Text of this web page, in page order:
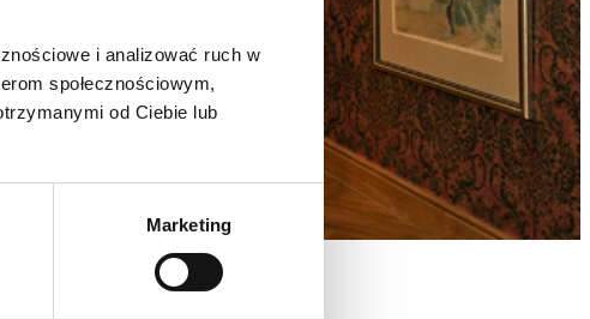
i analizować ruch w
społecznościowym,
od Ciebie lub
Marketing